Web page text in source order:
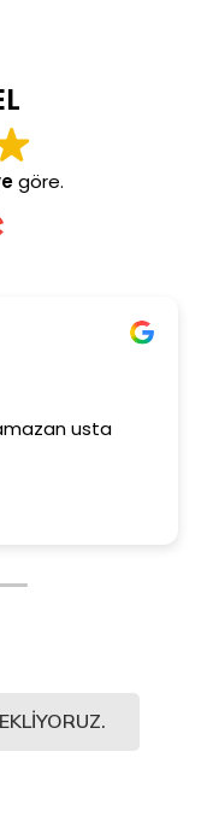
göre.
usta